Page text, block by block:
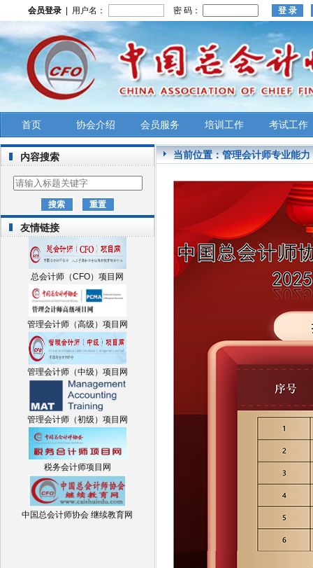
会员登录 | 用户名： 密 码：
首页 协会介绍 会员服务 培训工作 考试工作
内容搜索
友情链接
总会计师（CFO）项目网
管理会计师（高级）项目网
管理会计师（中级）项目网
管理会计师（初级）项目网
税务会计师项目网
中国总会计师协会 继续教育网
当前位置：管理会计师专业能